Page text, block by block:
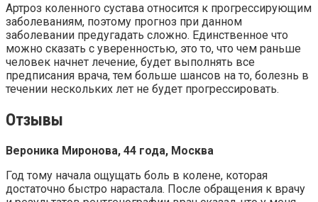
Артроз коленного сустава относится к прогрессирующим
заболеваниям, поэтому прогноз при данном
заболевании предугадать сложно. Единственное что
можно сказать с уверенностью, это то, что чем раньше
человек начнет лечение, будет выполнять все
предписания врача, тем больше шансов на то, болезнь в
течении нескольких лет не будет прогрессировать.
Отзывы
Вероника Миронова, 44 года, Москва
Год тому начала ощущать боль в колене, которая
достаточно быстро нарастала. После обращения к врачу